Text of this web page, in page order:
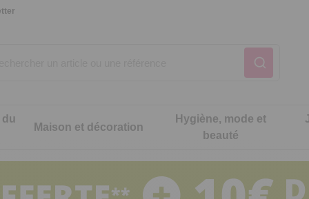
Notre produit du
Notre produit du
Maison et décoration
Notre produit du
Hygiène, mode et
beauté
Notre produit du
Notre produit du
Notre produit du